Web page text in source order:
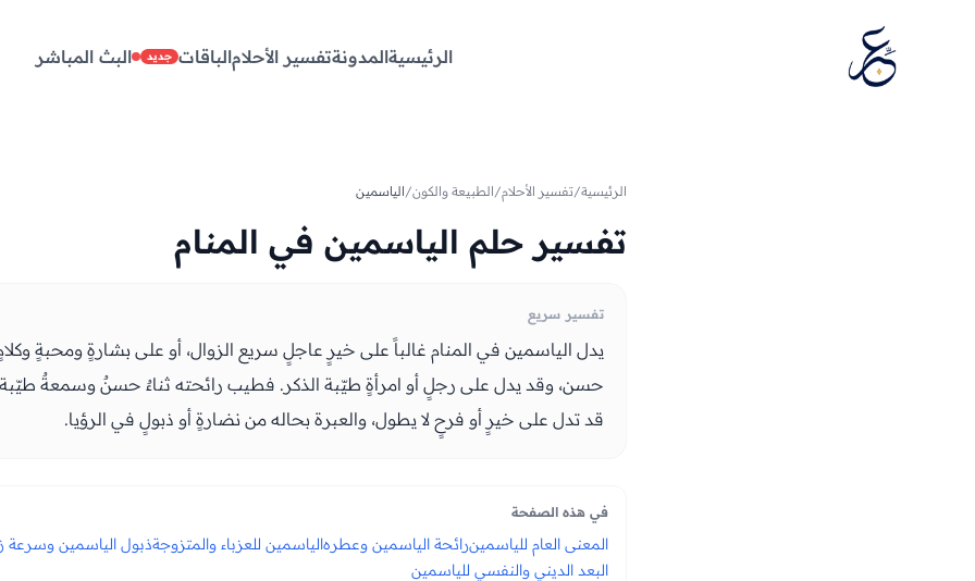
الرئيسيةالمدونةتفسير الأحلامالباقات جديد البث المباشر
الرئيسية/تفسير الأحلام/الطبيعة والكون/الياسمين
تفسير حلم الياسمين في المنام
تفسير سريع
يدل الياسمين في المنام غالباً على خيرٍ عاجلٍ سريع الزوال، أو على بشارةٍ ومحبةٍ
حسن، وقد يدل على رجلٍ أو امرأةٍ طيّبة الذكر. فطيب رائحته ثناءٌ حسنٌ وسمعةٌ
قد تدل على خيرٍ أو فرحٍ لا يطول، والعبرة بحاله من نضارةٍ أو ذبولٍ في الرؤيا.
في هذه الصفحة
المعنى العام للياسمينرائحة الياسمين وعطرهالياسمين للعزباء والمتزوجةذبول الياسمين وسرعة
البعد الديني والنفسي للياسمين